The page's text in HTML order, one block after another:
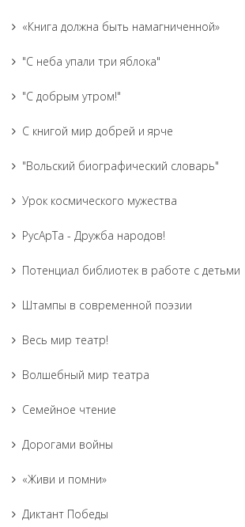
«Книга должна быть намагниченной»
"С неба упали три яблока"
"С добрым утром!"
С книгой мир добрей и ярче
"Вольский биографический словарь"
Урок космического мужества
РусАрТа - Дружба народов!
Потенциал библиотек в работе с детьми
Штампы в современной поэзии
Весь мир театр!
Волшебный мир театра
Семейное чтение
Дорогами войны
«Живи и помни»
Диктант Победы